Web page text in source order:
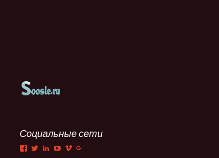
Социальные сети
Facebook
TwitterLinkedIn
YouTube
Vimeo